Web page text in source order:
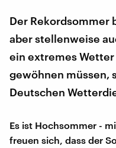
Der Rekordsommer
aber stellenweise
ein extremes
gewöhnen müssen,
Deutschen
Es ist Hochsommer -
freuen sich, dass der